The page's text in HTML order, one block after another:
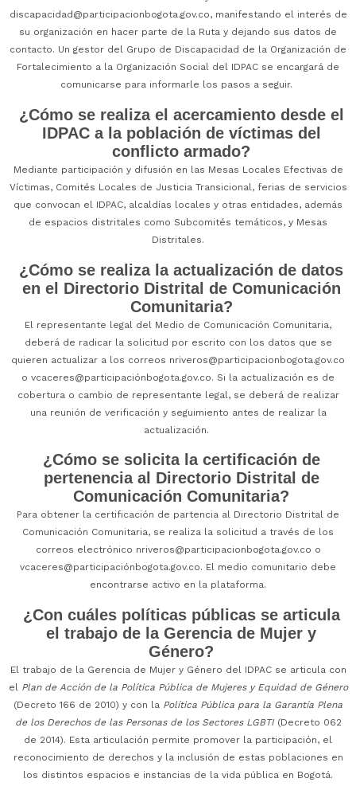
discapacidad@participacionbogota.gov.co, manifestando el interés de
su organización en hacer parte de la Ruta y dejando sus datos de
contacto. Un gestor del Grupo de Discapacidad de la Organización de
Fortalecimiento a la Organización Social del IDPAC se encargará de
comunicarse para informarle los pasos a seguir.
¿Cómo se realiza el acercamiento desde el
IDPAC a la población de víctimas del
conflicto armado?
Mediante participación y difusión en las Mesas Locales Efectivas de
Víctimas, Comités Locales de Justicia Transicional, ferias de servicios
que convocan el IDPAC, alcaldías locales y otras entidades, además
de espacios distritales como Subcomités temáticos, y Mesas
Distritales.
¿Cómo se realiza la actualización de datos
en el Directorio Distrital de Comunicación
Comunitaria?
El representante legal del Medio de Comunicación Comunitaria,
deberá de radicar la solicitud por escrito con los datos que se
quieren actualizar a los correos nriveros@participacionbogota.gov.co
o vcaceres@participaciónbogota.gov.co. Si la actualización es de
cobertura o cambio de representante legal, se deberá de realizar
una reunión de verificación y seguimiento antes de realizar la
actualización.
¿Cómo se solicita la certificación de
pertenencia al Directorio Distrital de
Comunicación Comunitaria?
Para obtener la certificación de partencia al Directorio Distrital de
Comunicación Comunitaria, se realiza la solicitud a través de los
correos electrónico nriveros@participacionbogota.gov.co o
vcaceres@participaciónbogota.gov.co. El medio comunitario debe
encontrarse activo en la plataforma.
¿Con cuáles políticas públicas se articula
el trabajo de la Gerencia de Mujer y
Género?
El trabajo de la Gerencia de Mujer y Género del IDPAC se articula con
el Plan de Acción de la Política Pública de Mujeres y Equidad de Género
(Decreto 166 de 2010) y con la Política Pública para la Garantía Plena
de los Derechos de las Personas de los Sectores LGBTI(Decreto 062
de 2014). Esta articulación permite promover la participación, el
reconocimiento de derechos y la inclusión de estas poblaciones en
los distintos espacios e instancias de la vida pública en Bogotá.